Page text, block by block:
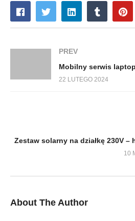
PREV
22 LUTEGO 2024
Zestaw solarny na działkę 230V –
10
About The Author